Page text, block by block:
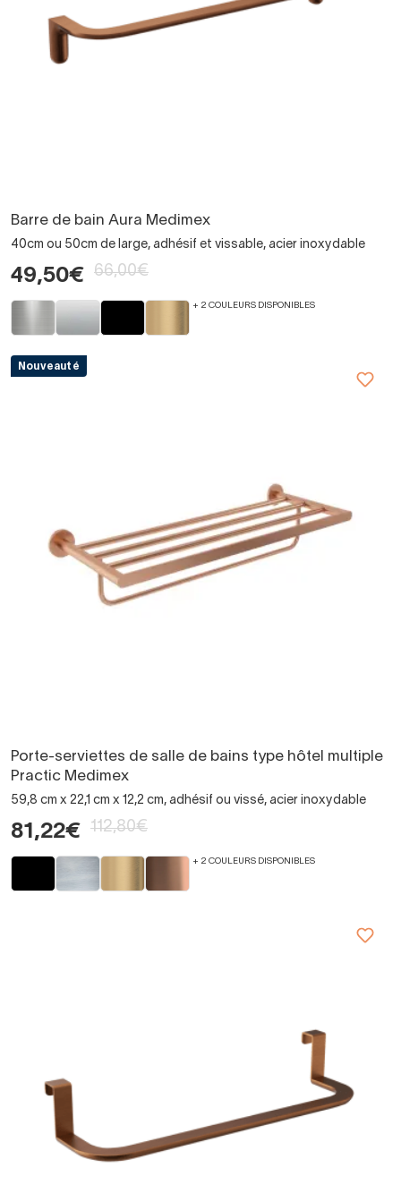
Barre de bain Aura Medimex
40cm ou 50cm de large, adhésif et vissable, acier inoxydable
49,50€ 66,00€
+ 2 COULEURS DISPONIBLES
Nouveauté
Porte-serviettes de salle de bains type hôtel multiple
Practic Medimex
59,8 cm x 22,1 cm x 12,2 cm, adhésif ou vissé, acier inoxydable
81,22€ 112,80€
+ 2 COULEURS DISPONIBLES